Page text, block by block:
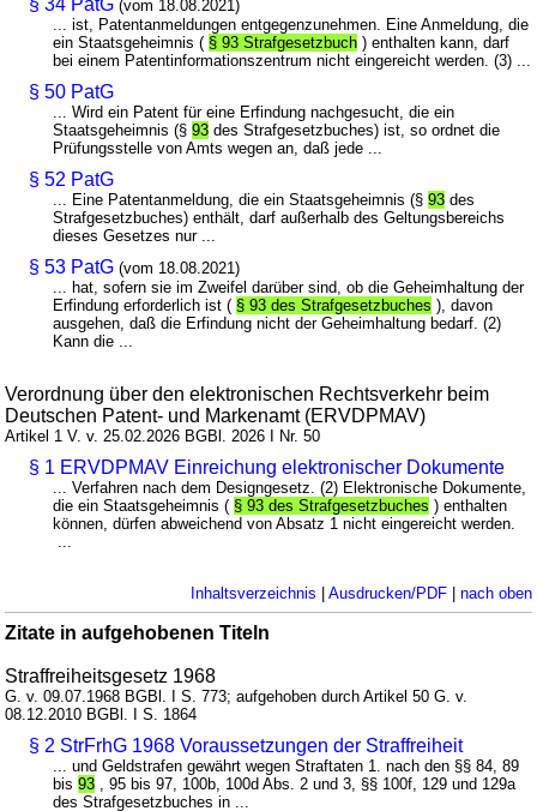
(vom 18.08.2021)
... ist, Patentanmeldungen entgegenzunehmen. Eine Anmeldung, die
ein Staatsgeheimnis ( § 93 Strafgesetzbuch ) enthalten kann, darf
bei einem Patentinformationszentrum nicht eingereicht werden. (3) ...
§ 50 PatG
... Wird ein Patent für eine Erfindung nachgesucht, die ein
Staatsgeheimnis (§93 des Strafgesetzbuches) ist, so ordnet die
Prüfungsstelle von Amts wegen an, daß jede ...
§ 52 PatG
... Eine Patentanmeldung, die ein Staatsgeheimnis (§93 des
Strafgesetzbuches) enthält, darf außerhalb des Geltungsbereichs
dieses Gesetzes nur ...
§ 53 PatG (vom 18.08.2021)
... hat, sofern sie im Zweifel darüber sind, ob die Geheimhaltung der
Erfindung erforderlich ist ( § 93 des Strafgesetzbuches ), davon
ausgehen, daß die Erfindung nicht der Geheimhaltung bedarf. (2)
Kann die ...
Verordnung über den elektronischen Rechtsverkehr beim
Deutschen Patent- und Markenamt (ERVDPMAV)
Artikel 1 V. v. 25.02.2026 BGBl. 2026 I Nr. 50
§ 1 ERVDPMAV Einreichung elektronischer Dokumente
... Verfahren nach dem Designgesetz. (2) Elektronische Dokumente,
die ein Staatsgeheimnis ( § 93 des Strafgesetzbuches ) enthalten
können, dürfen abweichend von Absatz 1 nicht eingereicht werden.
Inhaltsverzeichnis | Ausdrucken/PDF| nach oben
Zitate in aufgehobenen Titeln
Straffreiheitsgesetz 1968
G. v. 09.07.1968 BGBl. I S. 773; aufgehoben durch Artikel 50 G. v.
08.12.2010 BGBl. I S. 1864
§ 2 StrFrhG 1968 Voraussetzungen der Straffreiheit
... und Geldstrafen gewährt wegen Straftaten 1. nach den §§ 84, 89
bis93 , 95 bis 97, 100b, 100d Abs. 2 und 3, §§ 100f, 129 und 129a
des Strafgesetzbuches in ...